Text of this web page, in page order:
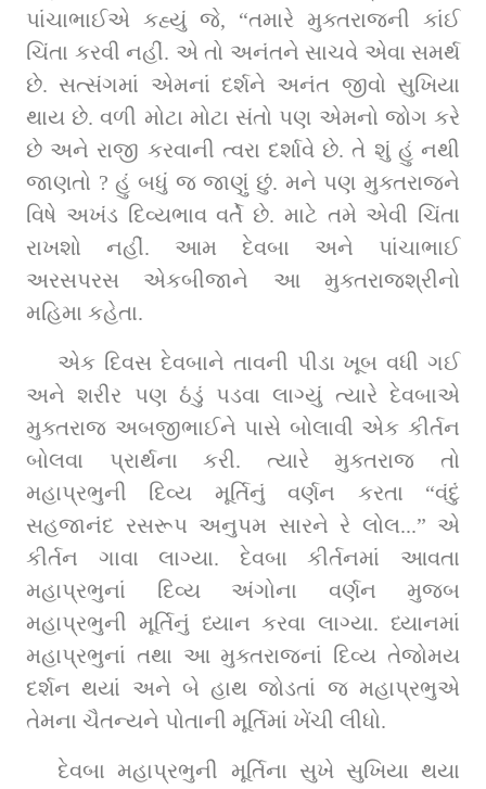
પાંચાભાઈએ કહ્યું જે, “તમારે મુક્તરાજની કાંઈ
ચિંતા કરવી નહીં. એ તો અનંતને સાચવે એવા સમર્થ
છે. સત્સંગમાં એમનાં દર્શને અનંત જીવો સુખિયા
થાય છે. વળી મોટા મોટા સંતો પણ એમનો જોગ કરે
છે અને રાજી કરવાની ત્વરા દર્શાવે છે. તે શું હું નથી
જાણતો ? હું બધું જ જાણું છું. મને પણ મુક્તરાજને
વિષે અખંડ દિવ્યભાવ વર્તે છે. માટે તમે એવી ચિંતા
રાખશો નહીં. આમ દેવબા અને પાંચાભાઈ
અરસપરસ એકબીજાને આ મુક્તરાજશ્રીનો
મહિમા કહેતા.
એક દિવસ દેવબાને તાવની પીડા ખૂબ વધી ગઈ
અને શરીર પણ ઠંડું પડવા લાગ્યું ત્યારે દેવબાએ
મુક્તરાજ અબજીભાઈને પાસે બોલાવી એક કીર્તન
બોલવા પ્રાર્થના કરી. ત્યારે મુક્તરાજ તો
મહાપ્રભુની દિવ્ય મૂર્તિનું વર્ણન કરતા “વંદું
સહજાનંદ રસરૂપ અનુપમ સારને રે લોલ...” એ
કીર્તન ગાવા લાગ્યા. દેવબા કીર્તનમાં આવતા
મહાપ્રભુનાં દિવ્ય અંગોના વર્ણન મુજબ
મહાપ્રભુની મૂર્તિનું ધ્યાન કરવા લાગ્યા. ધ્યાનમાં
મહાપ્રભુનાં તથા આ મુક્તરાજનાં દિવ્ય તેજોમય
દર્શન થયાં અને બે હાથ જોડતાં જ મહાપ્રભુએ
તેમના ચૈતન્યને પોતાની મૂર્તિમાં ખેંચી લીધો.
દેવબા મહાપ્રભુની મૂર્તિના સુખે સુખિયા થયા